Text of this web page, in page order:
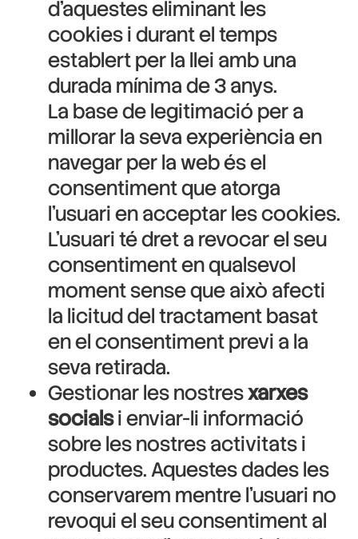
d’aquestes eliminant les
cookies i durant el temps
establert per la llei amb una
durada mínima de 3 anys.
La base de legitimació per a
millorar la seva experiència en
navegar per la web és el
consentiment que atorga
l’usuari en acceptar les cookies.
L’usuari té dret a revocar el seu
consentiment en qualsevol
moment sense que això afecti
la licitud del tractament basat
en el consentiment previ a la
seva retirada.
Gestionar les nostresxarxes
socialsi enviar-li informació
sobre les nostres activitats i
productes. Aquestes dades les
conservarem mentre l’usuari no
revoqui el seu consentiment al